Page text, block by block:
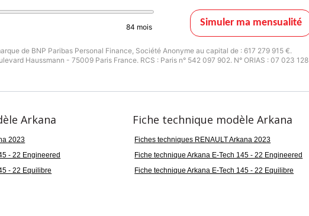
84 mois Simuler ma mensualité
de BNP Paribas Personal Finance, Société Anonyme au capital de : 617 279 915 €.
Haussmann - 75009 Paris France. RCS : Paris n° 542 097 902. N° ORIAS : 07 023 128
Arkana
2023
- 22 Engineered
- 22 Equilibre
Fiche technique modèle Arkana
Fiches techniques RENAULT Arkana 2023
Fiche technique Arkana E-Tech 145 - 22 Engineered
Fiche technique Arkana E-Tech 145 - 22 Equilibre